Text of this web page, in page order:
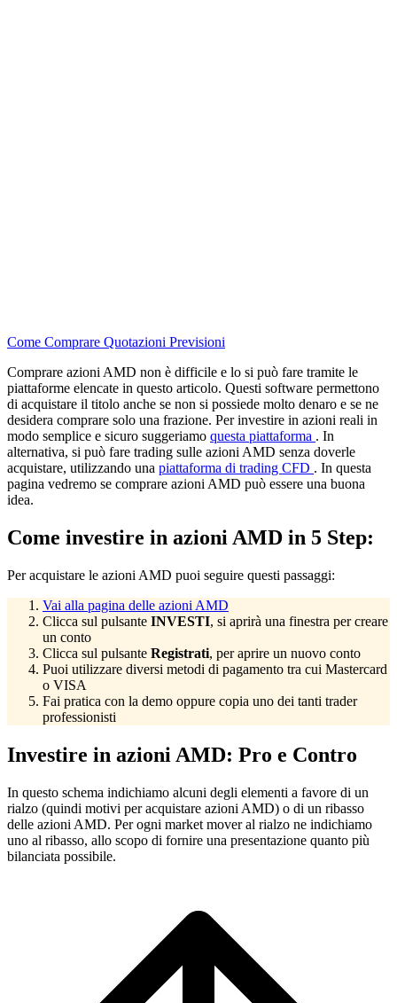
Come Comprare Quotazioni Previsioni
Comprare azioni AMD non è difficile e lo si può fare tramite le
piattaforme elencate in questo articolo. Questi software permettono
di acquistare il titolo anche se non si possiede molto denaro e se ne
desidera comprare solo una frazione. Per investire in azioni reali in
modo semplice e sicuro suggeriamo questa piattaforma . In
alternativa, si può fare trading sulle azioni AMD senza doverle
acquistare, utilizzando una piattaforma di trading CFD . In questa
pagina vedremo se comprare azioni AMD può essere una buona
idea.
Come investire in azioni AMD in 5 Step:
Per acquistare le azioni AMD puoi seguire questi passaggi:
Vai alla pagina delle azioni AMD
Clicca sul pulsante INVESTI, si aprirà una finestra per creare
un conto
Clicca sul pulsante Registrati, per aprire un nuovo conto
Puoi utilizzare diversi metodi di pagamento tra cui Mastercard
o VISA
Fai pratica con la demo oppure copia uno dei tanti trader
professionisti
Investire in azioni AMD: Pro e Contro
In questo schema indichiamo alcuni degli elementi a favore di un
rialzo (quindi motivi per acquistare azioni AMD) o di un ribasso
delle azioni AMD. Per ogni market mover al rialzo ne indichiamo
uno al ribasso, allo scopo di fornire una presentazione quanto più
bilanciata possibile.